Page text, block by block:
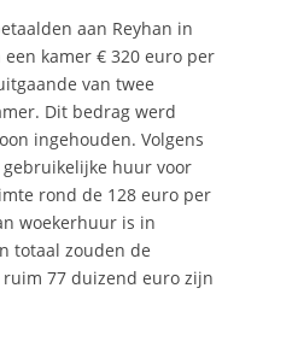
aan Reyhan in
kamer € 320 euro per
van twee
Dit bedrag werd
ingehouden. Volgens
huur voor
rond de 128 euro per
woekerhuur is in
totaal zouden de
77 duizend euro zijn